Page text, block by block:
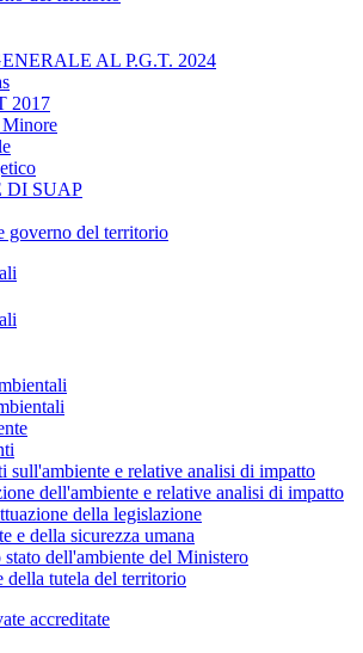
AL P.G.T. 2024
2017
DI SUAP
governo del territorio
sull'ambiente e relative analisi di impatto
dell'ambiente e relative analisi di impatto
della legislazione
e della sicurezza umana
dell'ambiente del Ministero
della tutela del territorio
accreditate